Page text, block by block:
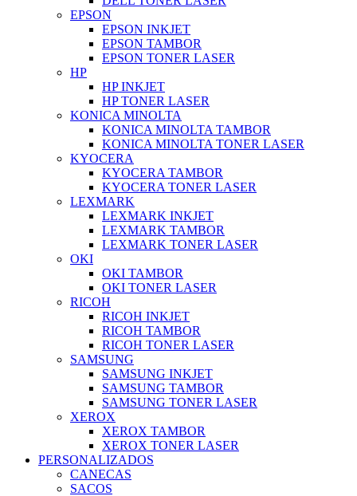
EPSON
EPSON INKJET
EPSON TAMBOR
EPSON TONER LASER
HP
HP INKJET
HP TONER LASER
KONICA MINOLTA
KONICA MINOLTA TAMBOR
KONICA MINOLTA TONER LASER
KYOCERA
KYOCERA TAMBOR
KYOCERA TONER LASER
LEXMARK
LEXMARK INKJET
LEXMARK TAMBOR
LEXMARK TONER LASER
OKI
OKI TAMBOR
OKI TONER LASER
RICOH
RICOH INKJET
RICOH TAMBOR
RICOH TONER LASER
SAMSUNG
SAMSUNG INKJET
SAMSUNG TAMBOR
SAMSUNG TONER LASER
XEROX
XEROX TAMBOR
XEROX TONER LASER
PERSONALIZADOS
CANECAS
SACOS